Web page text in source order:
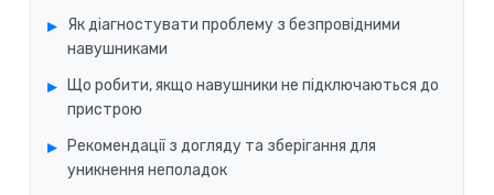
Як діагностувати проблему з безпровідними
навушниками
Що робити, якщо навушники не підключаються до
пристрою
Рекомендації з догляду та зберігання для
уникнення неполадок